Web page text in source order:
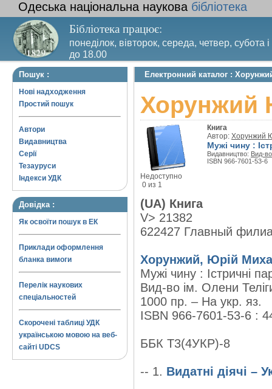
Одеська національна наукова бібліотека
Бібліотека працює:
понеділок, вівторок, середа, четвер, субота
до 18.00
Вихідний день – п’ятниця. Останній четвер
Пошук :
Нові надходження
Простий пошук
Автори
Видавництва
Серії
Тезауруси
Індекси УДК
Довідка :
Як освоїти пошук в ЕК
Приклади оформлення
бланка вимоги
Перелік наукових
спеціальностей
Скорочені таблиці УДК
українською мовою на веб-
сайті UDCS
Електронний каталог :
Хорунжий
Недоступно
0 из 1
Книга
Автор: Хорунжий
Мужі чину :
Видавництво: Вид-
ISBN 966-7601-53-6
(UA) Книга
V> 21382
622427 Главный
Хорунжий, Юрій
Мужі чину : Істричні
Вид-во ім. Олени
1000 пр. – На укр. яз.
ISBN 966-7601-53-6 :
ББК Т3(4УКР)-8
-- 1. Видатні діячі –